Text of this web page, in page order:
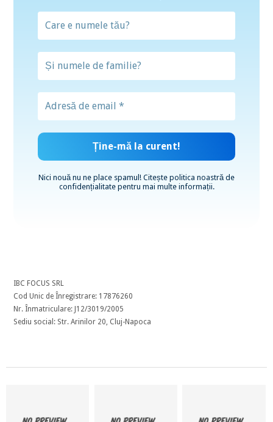
Nici nouă nu ne place spamul! Citește politica noastră de
confidențialitatepentru mai multe informații.
IBC FOCUS SRL
Cod Unic de Înregistrare: 17876260
Nr. Înmatriculare: J12/3019/2005
Sediu social: Str. Arinilor 20, Cluj-Napoca